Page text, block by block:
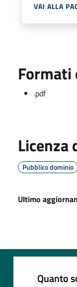
VAI ALLA
.pdf
Pubblico dominio
Ultimo
Quanto